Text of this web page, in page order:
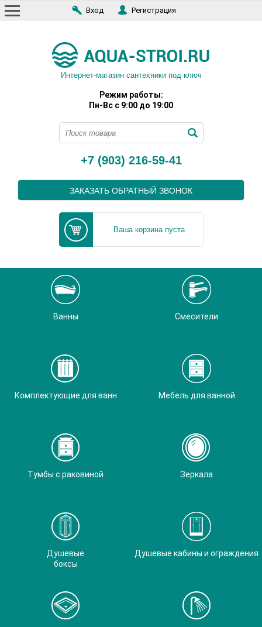
Вход Регистрация
Интернет-магазин сантехники под ключ
Режим работы:
Пн-Вс с 9:00 до 19:00
+7 (903) 216-59-41
ЗАКАЗАТЬ ОБРАТНЫЙ ЗВОНОК
Ваша корзина пуста
Ванны Смесители
Комплектующие для ванн Мебель для ванной
Тумбы с раковиной Зеркала
Душевые
боксы
Душевые кабины и ограждения